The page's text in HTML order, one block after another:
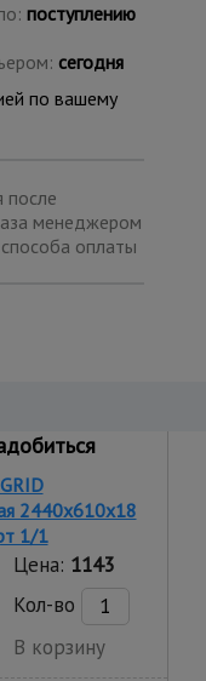
поступлению
сегодня
по вашему
после
менеджером
оплаты
2440х610х18
1/1
Цена: 1143
Кол-во
В корзину